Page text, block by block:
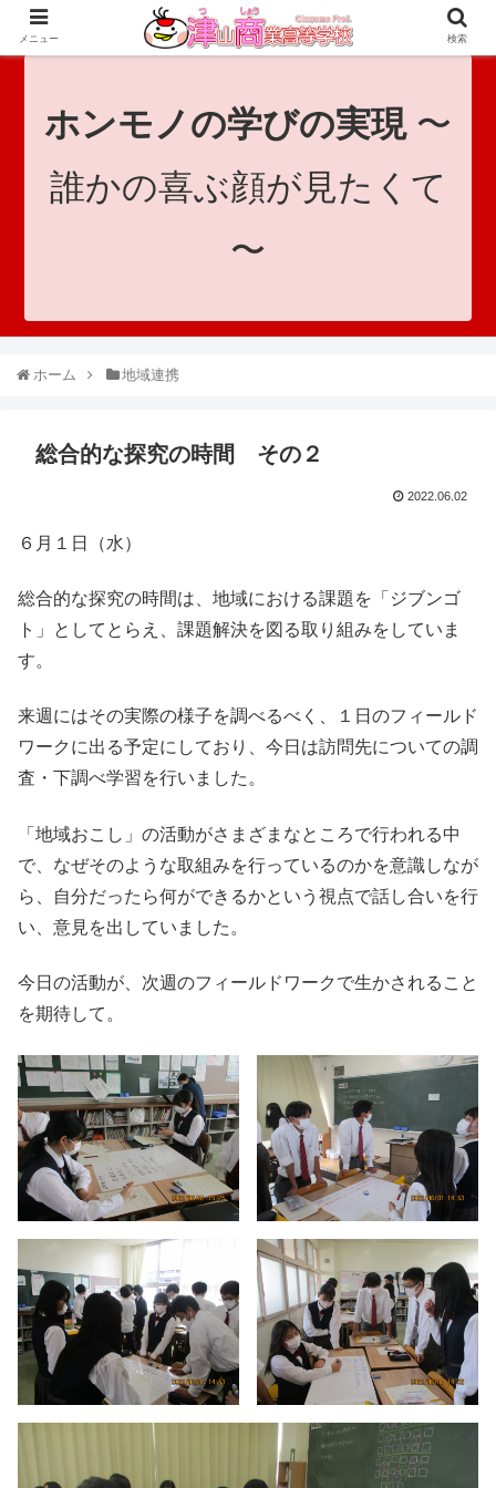
since 1921｜地域と共に未来へつなげ！｜Tsuyama Commercial High School
ホンモノの学びの実現〜
誰かの喜ぶ顔が見たくて
〜
ホーム 地域連携
総合的な探究の時間 その２
2022.06.02
６月１日（水）
総合的な探究の時間は、地域における課題を「ジブンゴ
ト」としてとらえ、課題解決を図る取り組みをしていま
す。
来週にはその実際の様子を調べるべく、１日のフィールド
ワークに出る予定にしており、今日は訪問先についての調
査・下調べ学習を行いました。
「地域おこし」の活動がさまざまなところで行われる中
で、なぜそのような取組みを行っているのかを意識しなが
ら、自分だったら何ができるかという視点で話し合いを行
い、意見を出していました。
今日の活動が、次週のフィールドワークで生かされること
を期待して。
メニュー 検索